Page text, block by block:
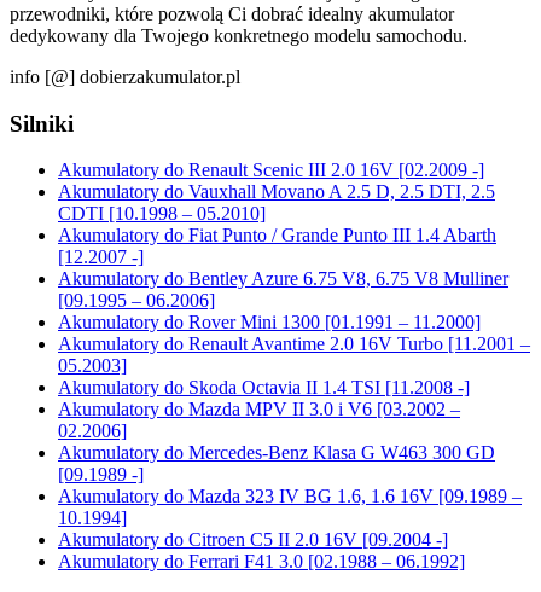
przewodniki, które pozwolą Ci dobrać idealny akumulator
dedykowany dla Twojego konkretnego modelu samochodu.
info [@] dobierzakumulator.pl
Silniki
Akumulatory do Renault Scenic III 2.0 16V [02.2009 -]
Akumulatory do Vauxhall Movano A 2.5 D, 2.5 DTI, 2.5
CDTI [10.1998 – 05.2010]
Akumulatory do Fiat Punto / Grande Punto III 1.4 Abarth
[12.2007 -]
Akumulatory do Bentley Azure 6.75 V8, 6.75 V8 Mulliner
[09.1995 – 06.2006]
Akumulatory do Rover Mini 1300 [01.1991 – 11.2000]
Akumulatory do Renault Avantime 2.0 16V Turbo [11.2001 –
05.2003]
Akumulatory do Skoda Octavia II 1.4 TSI [11.2008 -]
Akumulatory do Mazda MPV II 3.0 i V6 [03.2002 –
02.2006]
Akumulatory do Mercedes-Benz Klasa G W463 300 GD
[09.1989 -]
Akumulatory do Mazda 323 IV BG 1.6, 1.6 16V [09.1989 –
10.1994]
Akumulatory do Citroen C5 II 2.0 16V [09.2004 -]
Akumulatory do Ferrari F41 3.0 [02.1988 – 06.1992]